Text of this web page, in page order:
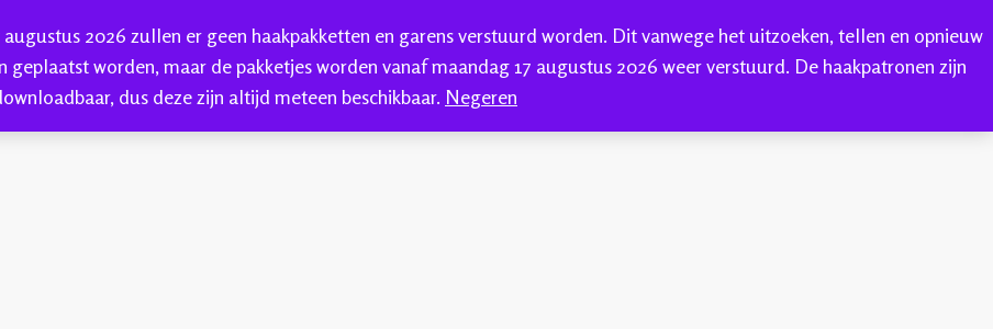
2026 zullen er geen haakpakketten en garens verstuurd worden. Dit vanwege het uitzoeken, tellen en opnieuw
worden, maar de pakketjes worden vanaf maandag 17 augustus 2026 weer verstuurd. De haakpatronen zijn
dus deze zijn altijd meteen beschikbaar. Negeren
BLOG
0